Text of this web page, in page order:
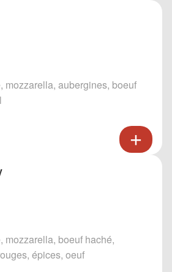
mozzarella, aubergines, boeuf
mozzarella, boeuf haché,
épices, oeuf